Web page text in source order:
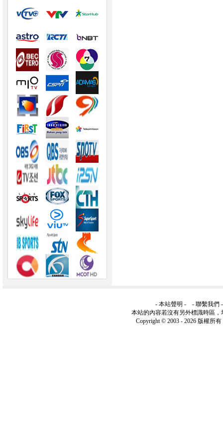
- 本站聲明 - - 聯繫我們
本站的內容若沒有另外標識時區，
Copyright © 2003 - 2026 版權所有